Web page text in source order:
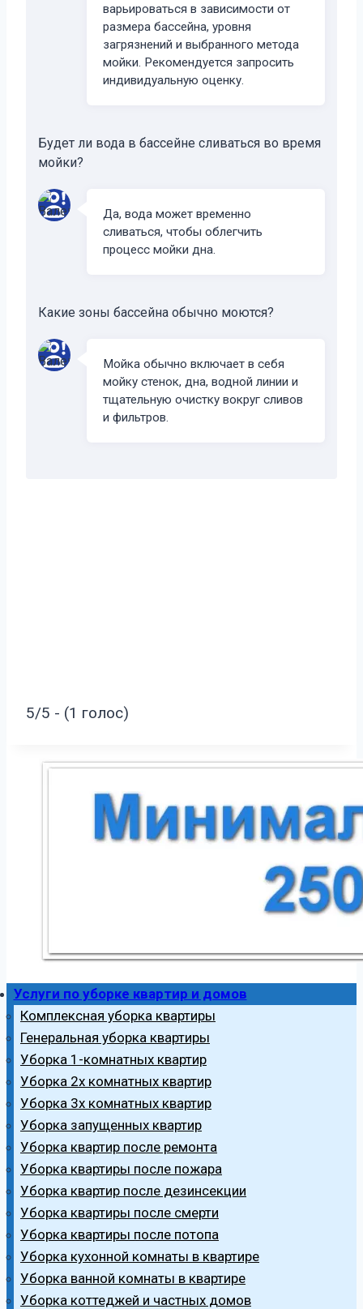
варьироваться в зависимости от
размера бассейна, уровня
загрязнений и выбранного метода
мойки. Рекомендуется запросить
индивидуальную оценку.
Будет ли вода в бассейне сливаться во время
мойки?
Да, вода может временно
сливаться, чтобы облегчить
процесс мойки дна.
Какие зоны бассейна обычно моются?
Мойка обычно включает в себя
мойку стенок, дна, водной линии и
тщательную очистку вокруг сливов
и фильтров.
5/5 - (1 голос)
Услуги по уборке квартир и домов
Комплексная уборка квартиры
Генеральная уборка квартиры
Уборка 1-комнатных квартир
Уборка 2х комнатных квартир
Уборка 3х комнатных квартир
Уборка запущенных квартир
Уборка квартир после ремонта
Уборка квартиры после пожара
Уборка квартир после дезинсекции
Уборка квартиры после смерти
Уборка квартиры после потопа
Уборка кухонной комнаты в квартире
Уборка ванной комнаты в квартире
Уборка коттеджей и частных домов